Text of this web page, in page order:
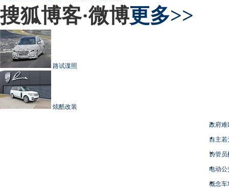
搜狐博客·微博更多>>
路试谍照
炫酷改装
政府难
自主
协管员
电动
概念车